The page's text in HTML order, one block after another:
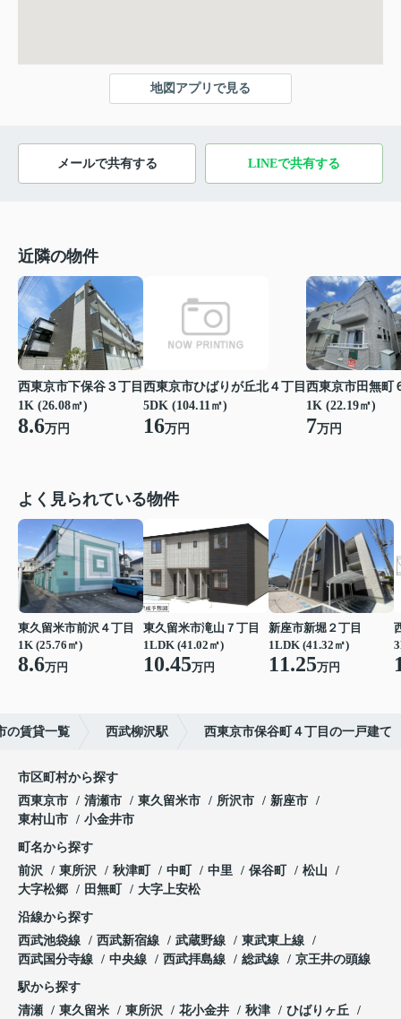
地図アプリで見る
メールで共有する LINEで共有する
近隣の物件
西東京市下保谷３丁目
1K (26.08㎡)
8.6万円
西東京市ひばりが丘北４丁目
5DK (104.11㎡)
16万円
西東京市田無町
1K (22.19㎡)
7万円
よく見られている物件
東久留米市前沢４丁目
1K (25.76㎡)
8.6万円
東久留米市滝山７丁目
1LDK (41.02㎡)
10.45万円
新座市新堀２丁目
1LDK (41.32㎡)
11.25万円
の賃貸一覧 西武柳沢駅 西東京市保谷町４丁目の一戸建て
市区町村から探す
西東京市
清瀬市 東久留米市 所沢市
新座市
東村山市
小金井市
町名から探す
前沢
東所沢 秋津町 中町 中里 保谷町
松山
大字松郷
田無町 大字上安松
沿線から探す
西武池袋線
西武新宿線 武蔵野線
東武東上線
西武国分寺線
中央線 西武拝島線 総武線 京王井の頭線
駅から探す
清瀬
東久留米 東所沢 花小金井 秋津
ひばりヶ丘